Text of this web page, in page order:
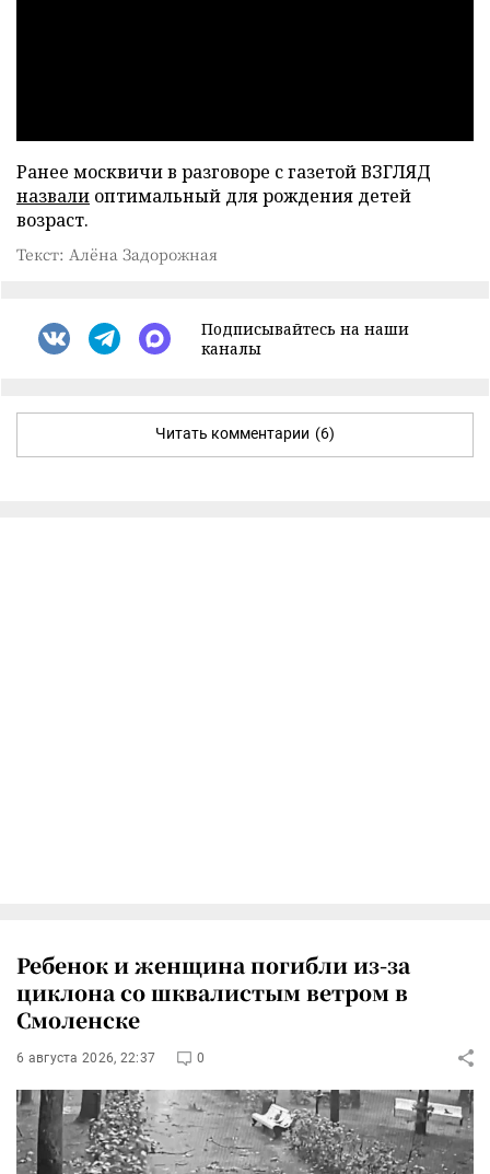
Ранее москвичи в разговоре с газетой ВЗГЛЯД
назвали оптимальный для рождения детей
возраст.
Текст: Алёна Задорожная
Подписывайтесь на наши
каналы
Читать комментарии (6)
Ребенок и женщина погибли из-за
циклона со шквалистым ветром в
Смоленске
6 августа 2026, 22:37 0